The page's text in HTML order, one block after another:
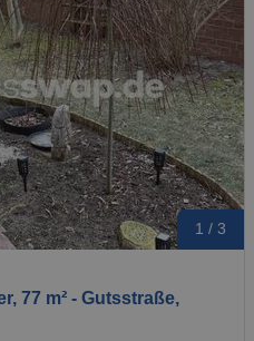
1 / 3
77 m² - Gutsstraße,